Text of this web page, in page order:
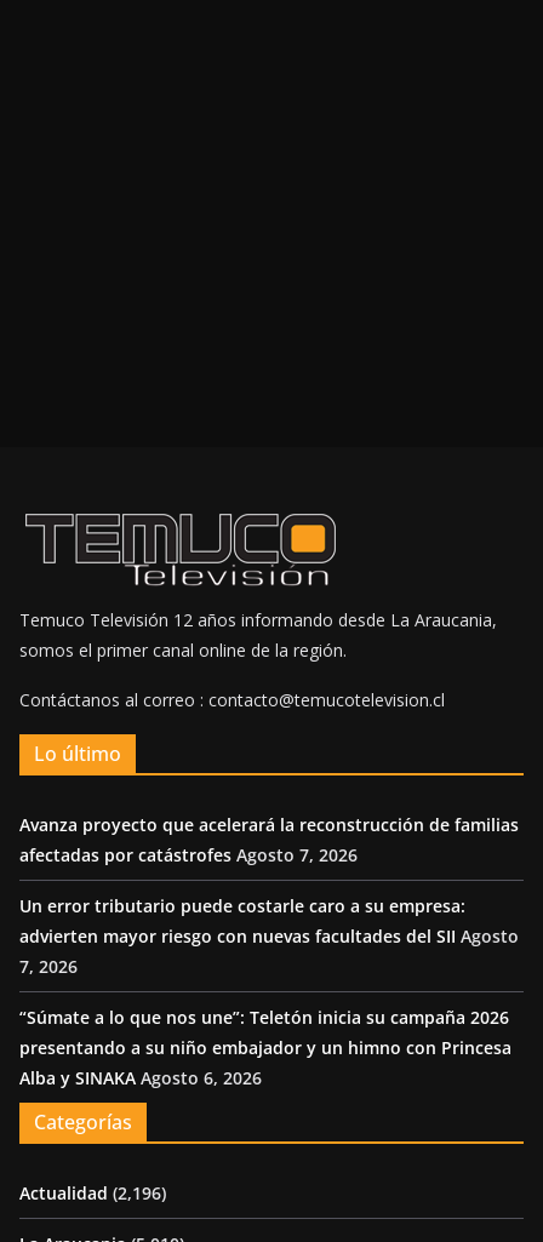
Temuco Televisión 12 años informando desde La Araucania,
somos el primer canal online de la región.
Contáctanos al correo : contacto@temucotelevision.cl
Lo último
Avanza proyecto que acelerará la reconstrucción de familias
afectadas por catástrofes Agosto 7, 2026
Un error tributario puede costarle caro a su empresa:
advierten mayor riesgo con nuevas facultades del SII Agosto
7, 2026
“Súmate a lo que nos une”: Teletón inicia su campaña 2026
presentando a su niño embajador y un himno con Princesa
Alba y SINAKA Agosto 6, 2026
Categorías
Actualidad (2,196)